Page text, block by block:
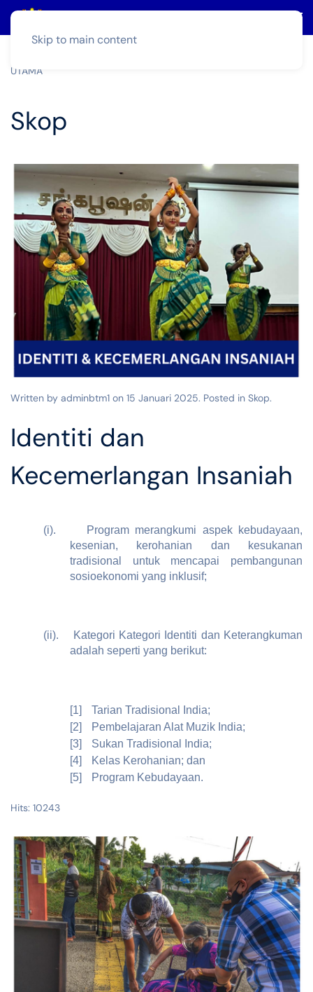
Skip to main content
UTAMA
Skop
Written by adminbtm1 on 15 Januari 2025. Posted in Skop.
Identiti dan
Kecemerlangan Insaniah
(i).
Program merangkumi aspek kebudayaan,
kesenian, kerohanian dan kesukanan
tradisional untuk mencapai pembangunan
sosioekonomi yang inklusif;
(ii).
Kategori Kategori Identiti dan Keterangkuman
adalah seperti yang berikut:
[1]
Tarian Tradisional India;
[2]
Pembelajaran Alat Muzik India;
[3]
Sukan Tradisional India;
[4]
Kelas Kerohanian; dan
[5]
Program Kebudayaan.
Hits: 10243